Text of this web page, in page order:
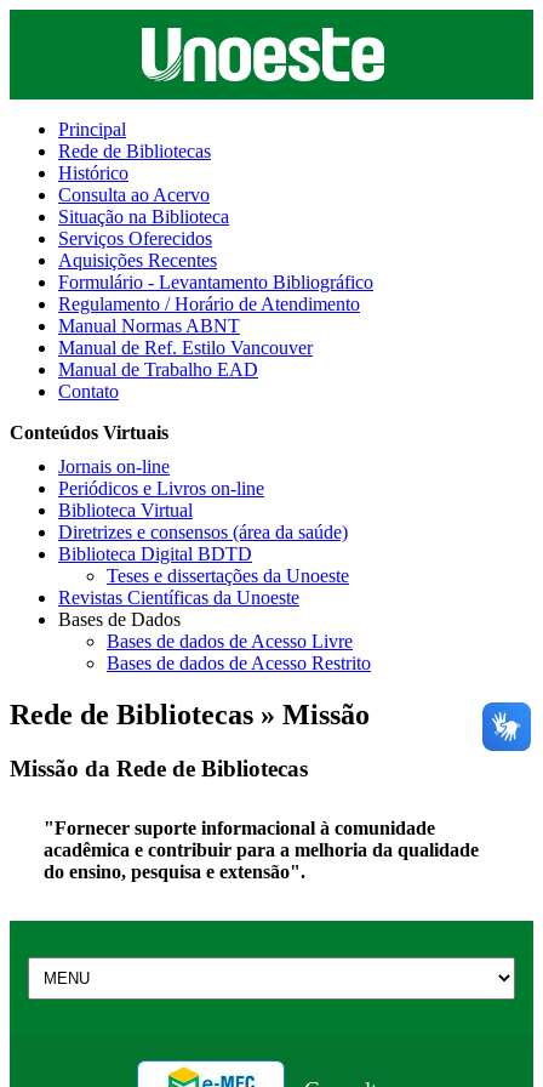
Principal
Rede de Bibliotecas
Histórico
Consulta ao Acervo
Situação na Biblioteca
Serviços Oferecidos
Aquisições Recentes
Formulário - Levantamento Bibliográfico
Regulamento / Horário de Atendimento
Manual Normas ABNT
Manual de Ref. Estilo Vancouver
Manual de Trabalho EAD
Contato
Conteúdos Virtuais
Jornais on-line
Periódicos e Livros on-line
Biblioteca Virtual
Diretrizes e consensos (área da saúde)
Biblioteca Digital BDTD
Teses e dissertações da Unoeste
Revistas Científicas da Unoeste
Bases de Dados
Bases de dados de Acesso Livre
Bases de dados de Acesso Restrito
Rede de Bibliotecas » Missão
Missão da Rede de Bibliotecas
"Fornecer suporte informacional à comunidade
acadêmica e contribuir para a melhoria da qualidade
do ensino, pesquisa e extensão".